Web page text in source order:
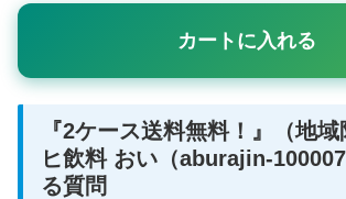
カートに入れる
『2ケース送料無料！』（地
ヒ飲料 おい（aburajin-
る質問